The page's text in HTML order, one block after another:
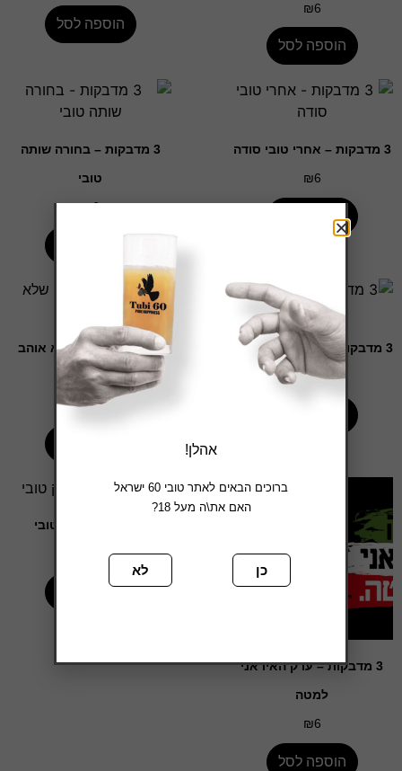
₪6
הוספה לסל
הוספה לסל
3 מדבקות – אחרי טובי סודה
₪6
הוספה לסל
3 מדבקות – בחורה שותה
טובי
₪6
3 מדבקות – יום עסל יום בסל
₪6
3 מדבקות – מי שלא אוהב
טובי
₪6
3 מדבקות – ערק האיראני
למטה
₪6
הוספה לסל
הוספה לסל
אהלן!
ברוכים הבאים לאתר טובי 60 ישראל
האם את\ה מעל 18?
כן לא